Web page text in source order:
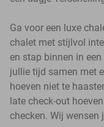
Ga voor een luxe
chalet met stijlvol
en stap binnen in
jullie tijd samen met
hoeven niet te
late check-out
checken. Wij wensen